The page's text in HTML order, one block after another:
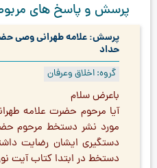
پرسش و پاسخ های
پرسش: علامه طهرانی وصی
حداد
گروه: اخلاق وعرفان
باعرض سلام
آیا مرحوم حضرت علامه
مورد نشر دستخط مرحوم
دستگیری ایشان رضایت
دستخط در ابتدا کتاب آیت